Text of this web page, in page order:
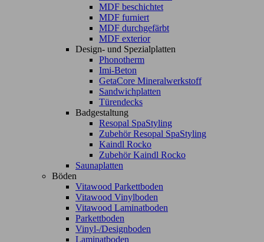
MDF beschichtet
MDF furniert
MDF durchgefärbt
MDF exterior
Design- und Spezialplatten
Phonotherm
Imi-Beton
GetaCore Mineralwerkstoff
Sandwichplatten
Türendecks
Badgestaltung
Resopal SpaStyling
Zubehör Resopal SpaStyling
Kaindl Rocko
Zubehör Kaindl Rocko
Saunaplatten
Böden
Vitawood Parkettboden
Vitawood Vinylboden
Vitawood Laminatboden
Parkettboden
Vinyl-/Designboden
Laminatboden